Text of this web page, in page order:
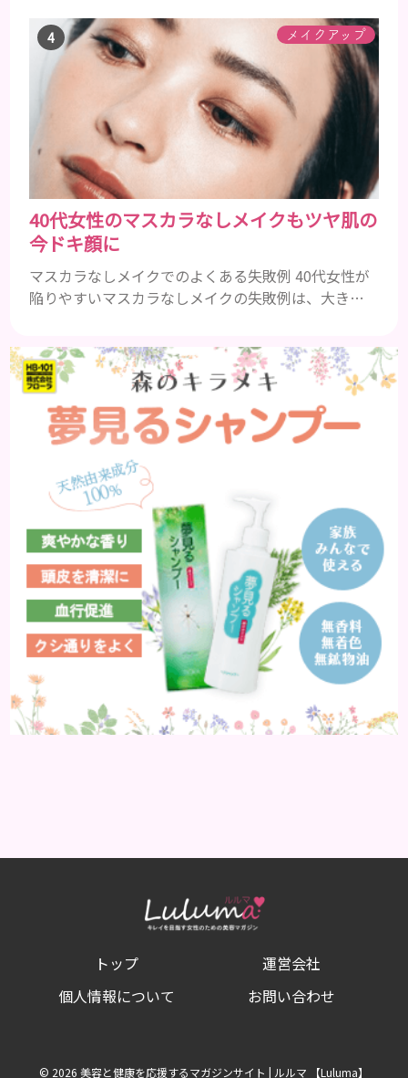
シャンプーのことです。 加齢とともに気になるの
は、髪のボリュームやハリやコシ、ツヤなどがなく
なってくることや、抜け毛や薄毛、白髪など様々で
す。 自分の改善したい症状に効果的なエイジングケ
アシャンプーを使うことが大事です。 一般的に頭皮
環境をよくするには、アミノ...
メイクアップ
40代女性のマスカラなしメイクもツヤ肌の
今ドキ顔に
マスカラなしメイクでのよくある失敗例 40代女性が
陥りやすいマスカラなしメイクの失敗例は、大きく
やけて見える ②アイシャドウやアイラインで濃くな
りがち ③ファンデーションの粗が目立ち、老けて見
える ①アイメイクにメリハリがなくぼやけて見える
いつものメイクにただマスカラを除いただけでは、
メリハリがなく腑抜けた印象になり、目元が引き締ま
らず、ぼやけて見...
トップ
運営会社
個人情報について
お問い合わせ
© 2026 美容と健康を応援するマガジンサイト | ルルマ 【Luluma】